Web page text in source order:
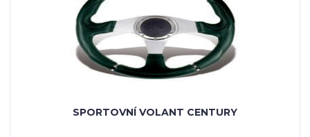
SPORTOVNÍ VOLANT CENTURY